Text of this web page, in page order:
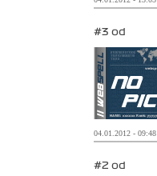
#3 od
04.01.2012 - 09:48
#2 od